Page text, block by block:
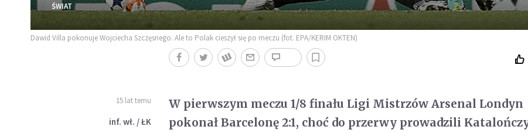
ŚWIAT
Dawid Villa pokonuje Wojciecha Szczęsnego. Ale to Polak cieszył się po meczu (fot. EPA/KERIM OKTEN)
15 lat temu
inf. wł. / ŁK
W pierwszym meczu 1/8 finału Ligi Mistrzów Arsenal Londyn
pokonał Barcelonę 2:1, choć do przerwy prowadzili